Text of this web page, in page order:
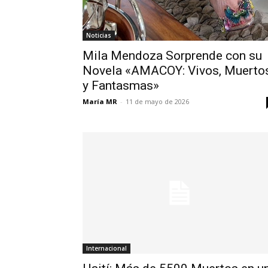
Noticias
Mila Mendoza Sorprende con su
Novela «AMACOY: Vivos,
y Fantasmas»
María MR - 11 de mayo de 2026
Internacional